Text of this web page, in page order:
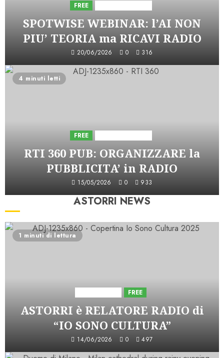
FREE
SPOTWISE WEBINAR: l’AI NON
PIU’ TEORIA ma RICAVI RADIO
20/06/2026 0 316
4 minuti letti
FREE
RTI 360 PUB: ORGANIZZARE la
PUBBLICITA’ in RADIO
15/05/2026 0 933
ASTORRI NEWS
1 minuti di lettura
FREE
ASTORRI è RELATORE RADIO di
“IO SONO CULTURA”
14/06/2026 0 497